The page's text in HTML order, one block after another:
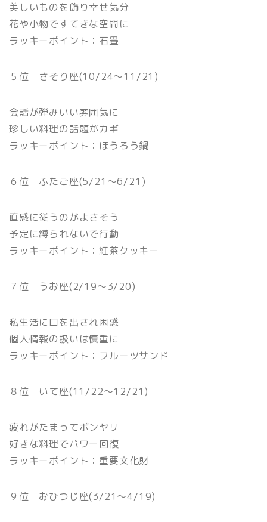
美しいものを飾り幸せ気分
花や小物ですてきな空間に
ラッキーポイント：石畳
５位 さそり座(10/24〜11/21)
会話が弾みいい雰囲気に
珍しい料理の話題がカギ
ラッキーポイント：ほうろう鍋
６位 ふたご座(5/21〜6/21)
直感に従うのがよさそう
予定に縛られないで行動
ラッキーポイント：紅茶クッキー
７位 うお座(2/19〜3/20)
私生活に口を出され困惑
個人情報の扱いは慎重に
ラッキーポイント：フルーツサンド
８位 いて座(11/22〜12/21)
疲れがたまってボンヤリ
好きな料理でパワー回復
ラッキーポイント：重要文化財
９位 おひつじ座(3/21〜4/19)